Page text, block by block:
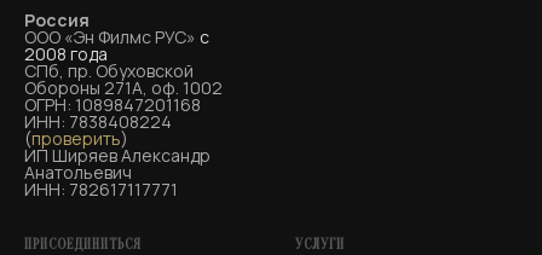
Россия
ООО «Эн Филмс РУС» с
2008 года
СПб, пр. Обуховской
Обороны 271А, оф. 1002
ОГРН: 1089847201168
ИНН: 7838408224
(проверить)
ИП Ширяев Александр
Анатольевич
ИНН: 782617117771
ПРИСОЕДИНИТЬСЯ УСЛУГИ